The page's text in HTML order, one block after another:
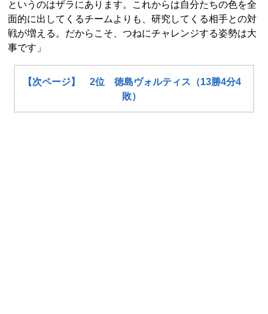
というのはザラにあります。これからは自分たちの色を全
面的に出してくるチームよりも、研究してくる相手との対
戦が増える。だからこそ、つねにチャレンジする姿勢は大
事です」
【次ページ】 2位 徳島ヴォルティス（13勝4分4
敗）